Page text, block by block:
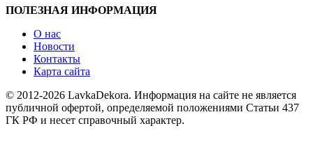
ПОЛЕЗНАЯ ИНФОРМАЦИЯ
О нас
Новости
Контакты
Карта сайта
© 2012-2026 LavkaDekora. Информация на сайте не является
публичной офертой, определяемой положениями Статьи 437
ГК РФ и несет справочный характер.